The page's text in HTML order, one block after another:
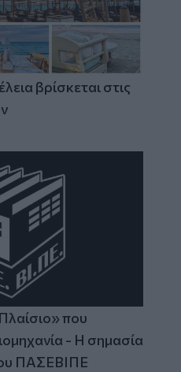
βρίσκεται στις
που
- Η σημασία
ΠΑΣΕΒΙΠΕ